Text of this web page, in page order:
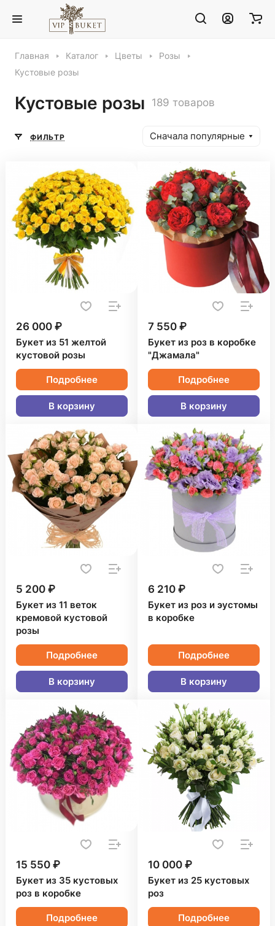
Главная Каталог Цветы
Розы
Кустовые розы
Кустовые розы 189 товаров
ФИЛЬТР Сначала популярные
26 000 ₽
Букет из 51 желтой
кустовой розы
Подробнее
В корзину
7 550 ₽
Букет из роз в коробке
"Джамала"
Подробнее
В корзину
5 200 ₽
Букет из 11 веток
кремовой кустовой
розы
Подробнее
В корзину
6 210 ₽
Букет из роз и эустомы
в коробке
Подробнее
В корзину
15 550 ₽
Букет из 35 кустовых
роз в коробке
Подробнее
10 000 ₽
Букет из 25 кустовых
роз
Подробнее